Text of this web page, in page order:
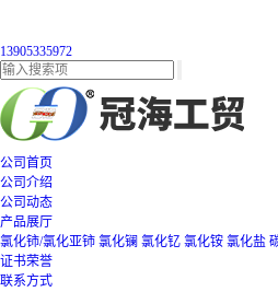
13905335972
公司首页
公司介绍
公司动态
产品展厅
氯化铈/氯化亚铈 氯化镧 氯化钇 氯化铵 氯化盐
证书荣誉
联系方式